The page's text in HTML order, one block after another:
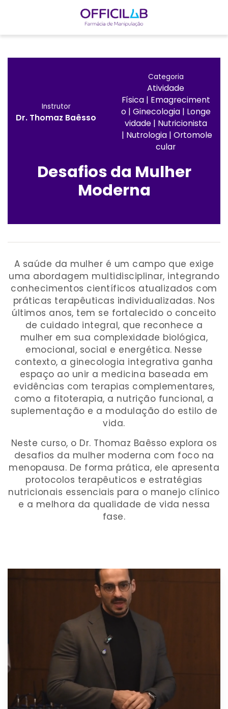
Instrutor
Dr. Thomaz Baêsso
Categoria
Atividade
Física | Emagreciment
O | Ginecologia | Longe
Vidade | Nutricionista
| Nutrologia | Ortomole
Cular
Desafios da Mulher
Moderna
A saúde da mulher é um campo que exige
uma abordagem multidisciplinar, integrando
conhecimentos científicos atualizados com
práticas terapêuticas individualizadas. Nos
últimos anos, tem se fortalecido o conceito
de cuidado integral, que reconhece a
mulher em sua complexidade biológica,
emocional, social e energética. Nesse
contexto, a ginecologia integrativa ganha
espaço ao unir a medicina baseada em
evidências com terapias complementares,
como a fitoterapia, a nutrição funcional, a
suplementação e a modulação do estilo de
vida.
Neste curso, o Dr. Thomaz Baêsso explora os
desafios da mulher moderna com foco na
menopausa. De forma prática, ele apresenta
protocolos terapêuticos e estratégias
nutricionais essenciais para o manejo clínico
e a melhora da qualidade de vida nessa
fase.